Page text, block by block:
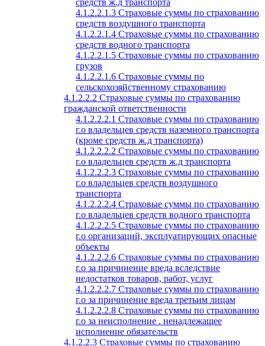
средств ж.д транспорта
4.1.2.2.1.3 Страховые суммы по страхованию
средств воздушного транспорта
4.1.2.2.1.4 Страховые суммы по страхованию
средств водного транспорта
4.1.2.2.1.5 Страховые суммы по страхованию
грузов
4.1.2.2.1.6 Страховые суммы по
сельскохозяйственному страхованию
4.1.2.2.2 Страховые суммы по страхованию
гражданской ответственности
4.1.2.2.2.1 Страховые суммы по страхованию
г.о владельцев средств наземного транспорта
(кроме средств ж.д транспорта)
4.1.2.2.2.2 Страховые суммы по страхованию
г.о владельцев средств ж.д транспорта
4.1.2.2.2.3 Страховые суммы по страхованию
г.о владельцев средств воздушного
транспорта
4.1.2.2.2.4 Страховые суммы по страхованию
г.о владельцев средств водного транспорта
4.1.2.2.2.5 Страховые суммы по страхованию
г.о организаций, эксплуатирующих опасные
объекты
4.1.2.2.2.6 Страховые суммы по страхованию
г.о за причинение вреда вследствие
недостатков товаров, работ, услуг
4.1.2.2.2.7 Страховые суммы по страхованию
г.о за причинение вреда третьим лицам
4.1.2.2.2.8 Страховые суммы по страхованию
г.о за неисполнение . ненадлежащее
исполнение обязательств
4.1.2.2.3 Страховые суммы по страхованию